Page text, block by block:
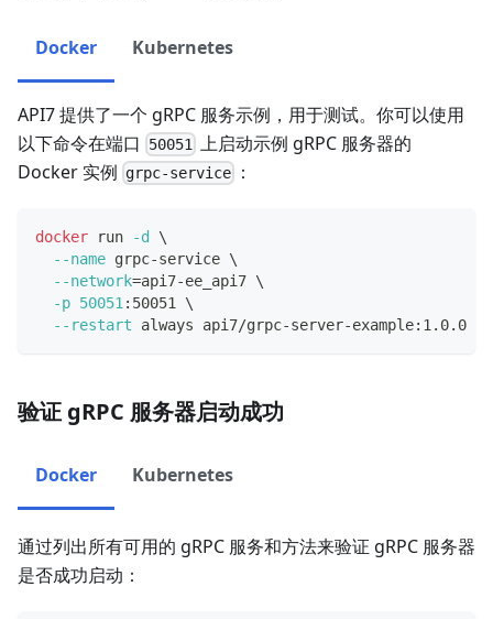
Docker Kubernetes
API7 提供了一个 gRPC 服务示例，用于测试。你可以使用
以下命令在端口
50051 上启动示例 gRPC 服务器的
Docker 实例 grpc-service ：
docker run -d
\
--name grpc-service \
--network=api7-ee_api7 \
-p 50051 :50051 \
--restart always api7/grpc-server-example:1.0.0
验证 gRPC 服务器启动成功
Docker Kubernetes
通过列出所有可用的 gRPC 服务和方法来验证 gRPC 服务器
是否成功启动：